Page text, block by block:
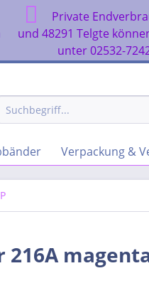
Private
und 48291 Telgte
unter 02532-
Verpackung &
216A